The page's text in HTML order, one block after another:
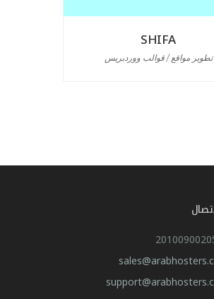
SHIFA
تطوير مواقع / قوالب ووردبريس